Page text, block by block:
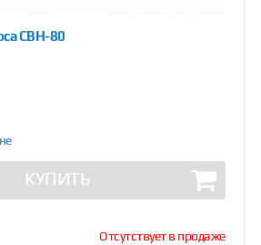
СВН-80
КУПИТЬ
Отсутствует в продаже